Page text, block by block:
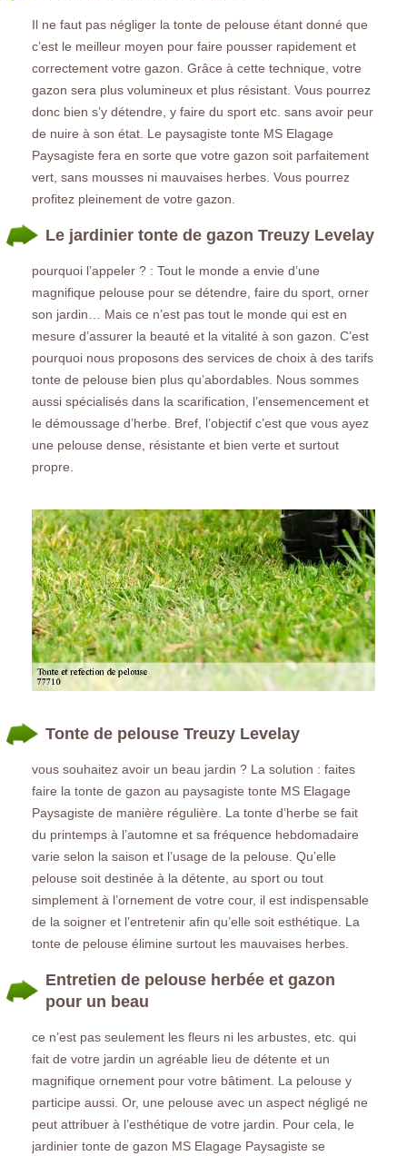
Il ne faut pas négliger la tonte de pelouse étant donné que
c’est le meilleur moyen pour faire pousser rapidement et
correctement votre gazon. Grâce à cette technique, votre
gazon sera plus volumineux et plus résistant. Vous pourrez
donc bien s’y détendre, y faire du sport etc. sans avoir peur
de nuire à son état. Le paysagiste tonte MS Elagage
Paysagiste fera en sorte que votre gazon soit parfaitement
vert, sans mousses ni mauvaises herbes. Vous pourrez
profitez pleinement de votre gazon.
Le jardinier tonte de gazon Treuzy Levelay
pourquoi l’appeler ? : Tout le monde a envie d’une
magnifique pelouse pour se détendre, faire du sport, orner
son jardin… Mais ce n’est pas tout le monde qui est en
mesure d’assurer la beauté et la vitalité à son gazon. C’est
pourquoi nous proposons des services de choix à des tarifs
tonte de pelouse bien plus qu’abordables. Nous sommes
aussi spécialisés dans la scarification, l’ensemencement et
le démoussage d’herbe. Bref, l’objectif c’est que vous ayez
une pelouse dense, résistante et bien verte et surtout
propre.
Tonte de pelouse Treuzy Levelay
vous souhaitez avoir un beau jardin ? La solution : faites
faire la tonte de gazon au paysagiste tonte MS Elagage
Paysagiste de manière régulière. La tonte d’herbe se fait
du printemps à l’automne et sa fréquence hebdomadaire
varie selon la saison et l’usage de la pelouse. Qu’elle
pelouse soit destinée à la détente, au sport ou tout
simplement à l’ornement de votre cour, il est indispensable
de la soigner et l’entretenir afin qu’elle soit esthétique. La
tonte de pelouse élimine surtout les mauvaises herbes.
Entretien de pelouse herbée et gazon
pour un beau
ce n’est pas seulement les fleurs ni les arbustes, etc. qui
fait de votre jardin un agréable lieu de détente et un
magnifique ornement pour votre bâtiment. La pelouse y
participe aussi. Or, une pelouse avec un aspect négligé ne
peut attribuer à l’esthétique de votre jardin. Pour cela, le
jardinier tonte de gazon MS Elagage Paysagiste se